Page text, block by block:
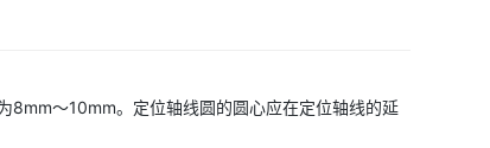
8mm～10mm。定位轴线圆的圆心应在定位轴线的延